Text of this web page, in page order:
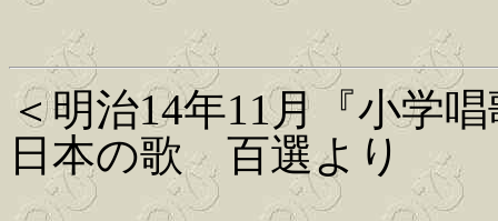
＜明治14年11月『小学
日本の歌 百選より